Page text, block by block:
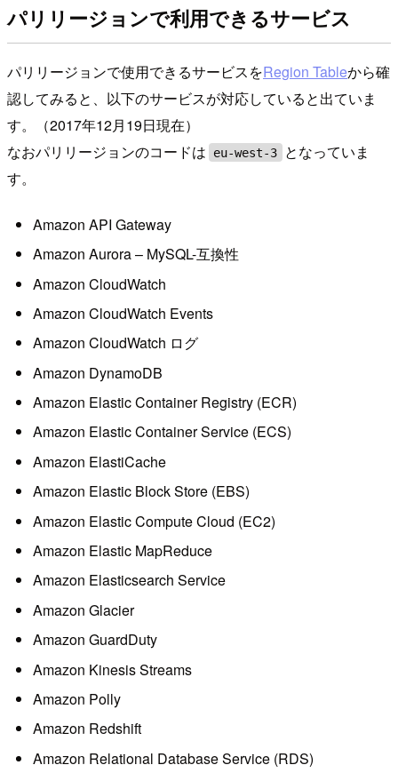
パリリージョンで利用できるサービス
パリリージョンで使用できるサービスをRegion Tableから確
認してみると、以下のサービスが対応していると出ていま
す。（2017年12月19日現在）
なおパリリージョンのコードは
eu-west-3
となっていま
す。
Amazon API Gateway
Amazon Aurora – MySQL-互換性
Amazon CloudWatch
Amazon CloudWatch Events
Amazon CloudWatch ログ
Amazon DynamoDB
Amazon Elastic Container Registry (ECR)
Amazon Elastic Container Service (ECS)
Amazon ElastiCache
Amazon Elastic Block Store (EBS)
Amazon Elastic Compute Cloud (EC2)
Amazon Elastic MapReduce
Amazon Elasticsearch Service
Amazon Glacier
Amazon GuardDuty
Amazon Kinesis Streams
Amazon Polly
Amazon Redshift
Amazon Relational Database Service (RDS)